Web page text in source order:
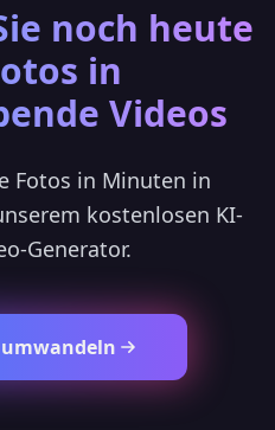
noch heute
in
Videos
Fotos in Minuten in
kostenlosen KI-
Generator.